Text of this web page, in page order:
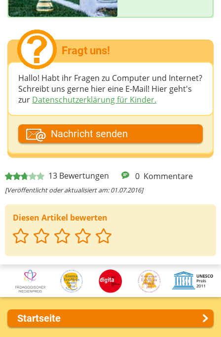
13 Bewertungen 0 Kommentare
[Veröffentlicht oder aktualisiert am: 01.07.2016]
Diesen Artikel bewerten
Fragt uns!
Hallo! Habt ihr Fragen zu Computer und Internet?
Schreibt uns gerne hier eine E-Mail! Hier geht's
zur Datenschutzerklärung für Kinder.
Dein Fantasiename
Deine E-Mail-Adresse (wenn du eine Antwort
möchtest)
Deine Nachricht
Nachricht senden
Startseite